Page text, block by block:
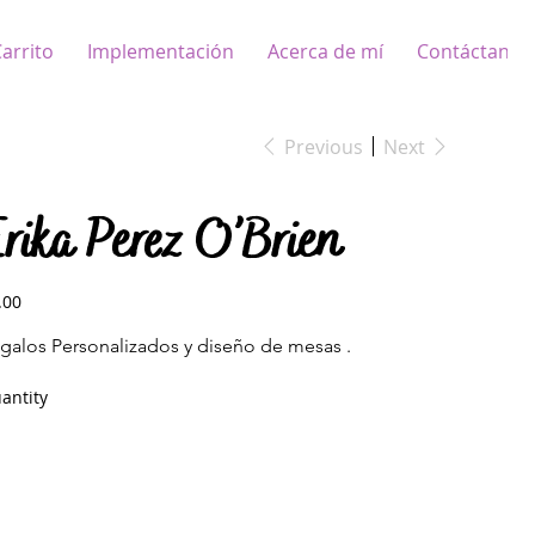
Implementación Acerca de mí Contáctanos
Previous Next
Perez O’Brien
Personalizados y diseño de mesas .